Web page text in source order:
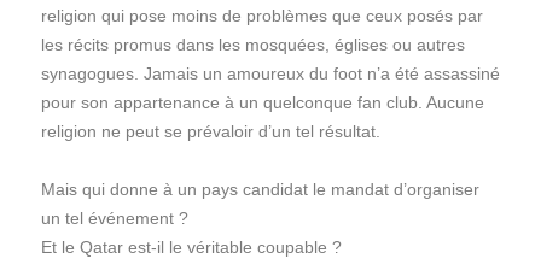
religion qui pose moins de problèmes que ceux posés par
les récits promus dans les mosquées, églises ou autres
synagogues. Jamais un amoureux du foot n’a été assassiné
pour son appartenance à un quelconque fan club. Aucune
religion ne peut se prévaloir d’un tel résultat.
Mais qui donne à un pays candidat le mandat d’organiser
un tel événement ?
Et le Qatar est-il le véritable coupable ?